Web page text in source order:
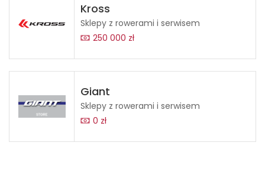
Kross
Sklepy z rowerami i serwisem
250 000 zł
Giant
Sklepy z rowerami i serwisem
0 zł